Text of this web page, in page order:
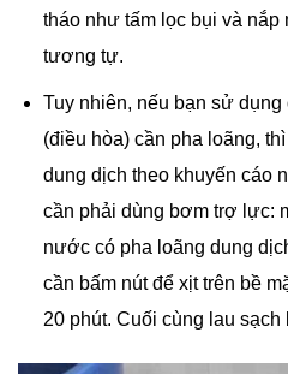
tháo như tấm lọc bụi và
tương tự.
Tuy nhiên, nếu bạn sử
(điều hòa) cần pha loãng,
dung dịch theo khuyến cáo
cần phải dùng bơm trợ lực:
nước có pha loãng dung
cần bấm nút để xịt trên bề
20 phút. Cuối cùng lau sạch